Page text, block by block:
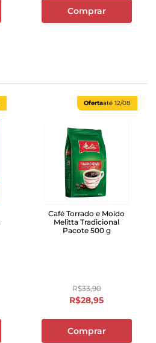
Comprar
Ofertaaté 12/08
Café Torrado e Moído
Melitta Tradicional
Pacote 500 g
R$33,90
R$28,95
Comprar